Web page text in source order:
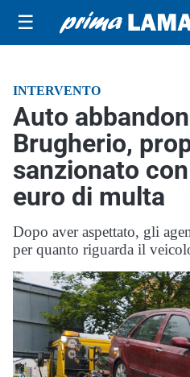
☰
INTERVENTO
Auto
Brugherio,
sanzionato
euro di multa
Dopo aver aspettato, gli
per quanto riguarda il